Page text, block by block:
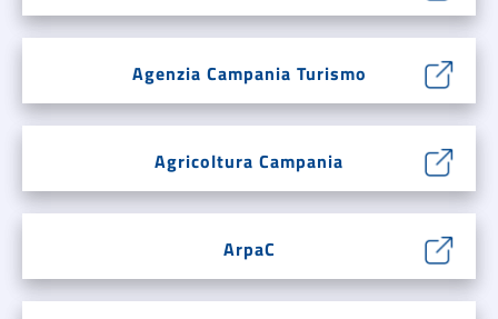
Agenzia Campania Turismo
Agricoltura Campania
ArpaC